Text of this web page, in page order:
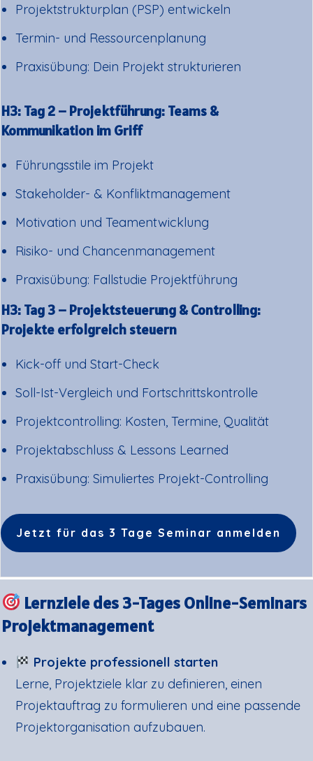
Projektstrukturplan (PSP) entwickeln
Termin- und Ressourcenplanung
Praxisübung: Dein Projekt strukturieren
H3: Tag 2 – Projektführung: Teams &
Kommunikation im Griff
Führungsstile im Projekt
Stakeholder- & Konfliktmanagement
Motivation und Teamentwicklung
Risiko- und Chancenmanagement
Praxisübung: Fallstudie Projektführung
H3: Tag 3 – Projektsteuerung & Controlling:
Projekte erfolgreich steuern
Kick-off und Start-Check
Soll-Ist-Vergleich und Fortschrittskontrolle
Projektcontrolling: Kosten, Termine, Qualität
Projektabschluss & Lessons Learned
Praxisübung: Simuliertes Projekt-Controlling
Jetzt für das 3 Tage Seminar anmelden
Lernziele des 3-Tages Online-Seminars
Projektmanagement
Projekte professionell starten
Lerne, Projektziele klar zu definieren, einen
Projektauftrag zu formulieren und eine passende
Projektorganisation aufzubauen.